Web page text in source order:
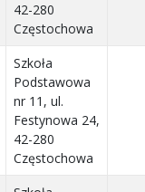
42-280
Częstochowa
Szkoła
Podstawowa
nr 11, ul.
Festynowa 24,
42-280
Częstochowa